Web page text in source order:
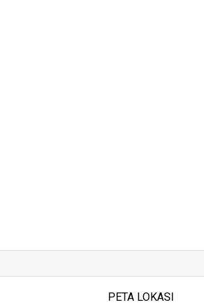
PETA LOKASI